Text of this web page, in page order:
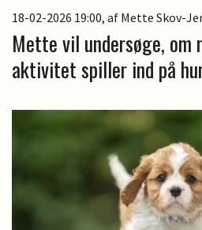
18-02-2026 19:00, af Mette Skov-
Mette vil undersøge,
aktivitet spiller ind på